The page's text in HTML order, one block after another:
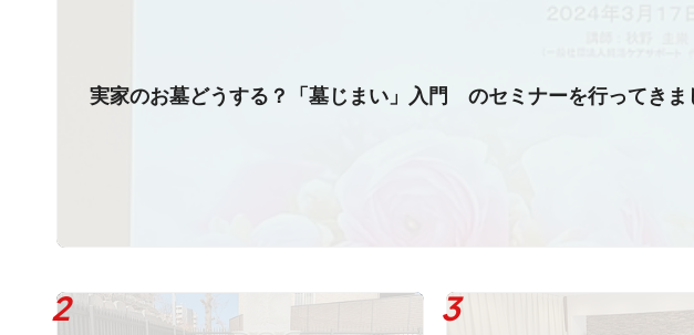
実家のお墓どうする？「墓じまい」入門 のセミナーを行ってきま